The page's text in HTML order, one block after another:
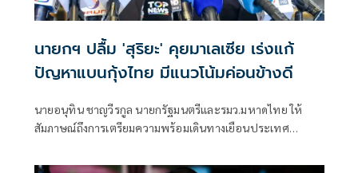
นายกฯ ปลื้ม 'สุริยะ' คุยมาเลเซีย เร่งแก้
ปัญหาแบนกุ้งไทย มีแนวโน้มค่อนข้างดี
นายอนุทิน ชาญวีรกูล นายกรัฐมนตรีและรมว.มหาดไทย ให้
สัมภาษณ์ถึงการเตรียมความพร้อมเดินทางเยือนประเทศ
มาเลเซียบ้าง ว่า พูดคุยกันหลายเรื่องทั้งเรื่องสถานการณ์